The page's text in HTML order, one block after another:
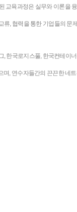
육과정은 실무와 이론을
, 협력을 통한 기업들의
한국로지스풀, 한국컨테
, 연수자들간의 끈끈한 네